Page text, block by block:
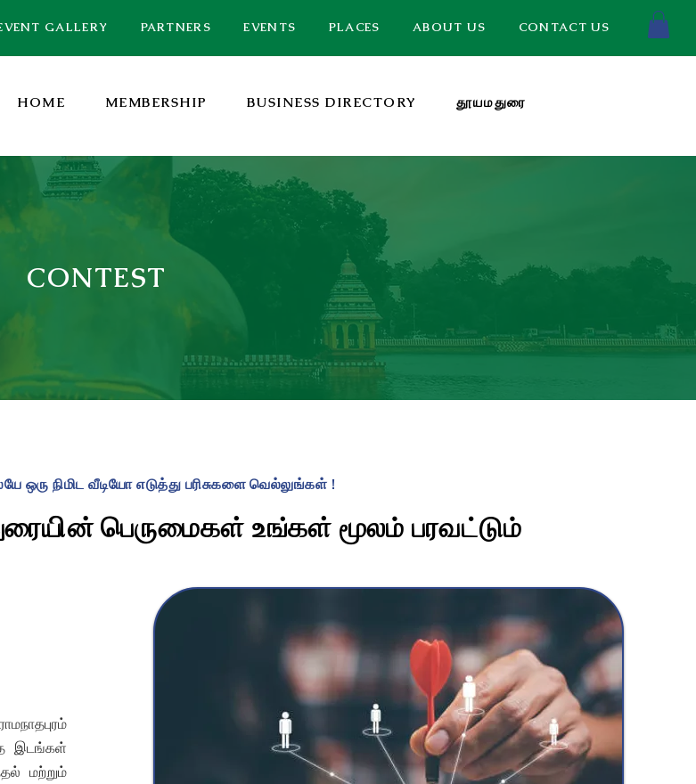
GALLERY PARTNERS EVENTS PLACES ABOUT US CONTACT US
HOME MEMBERSHIP BUSINESS DIRECTORY தூயமதுரை
CONTEST
ஒரு நிமிட வீடியோ எடுத்து பரிசுகளை வெல்லுங்கள் !
பெருமைகள் உங்கள் மூலம் பரவட்டும்
இடங்கள்
மற்றும்